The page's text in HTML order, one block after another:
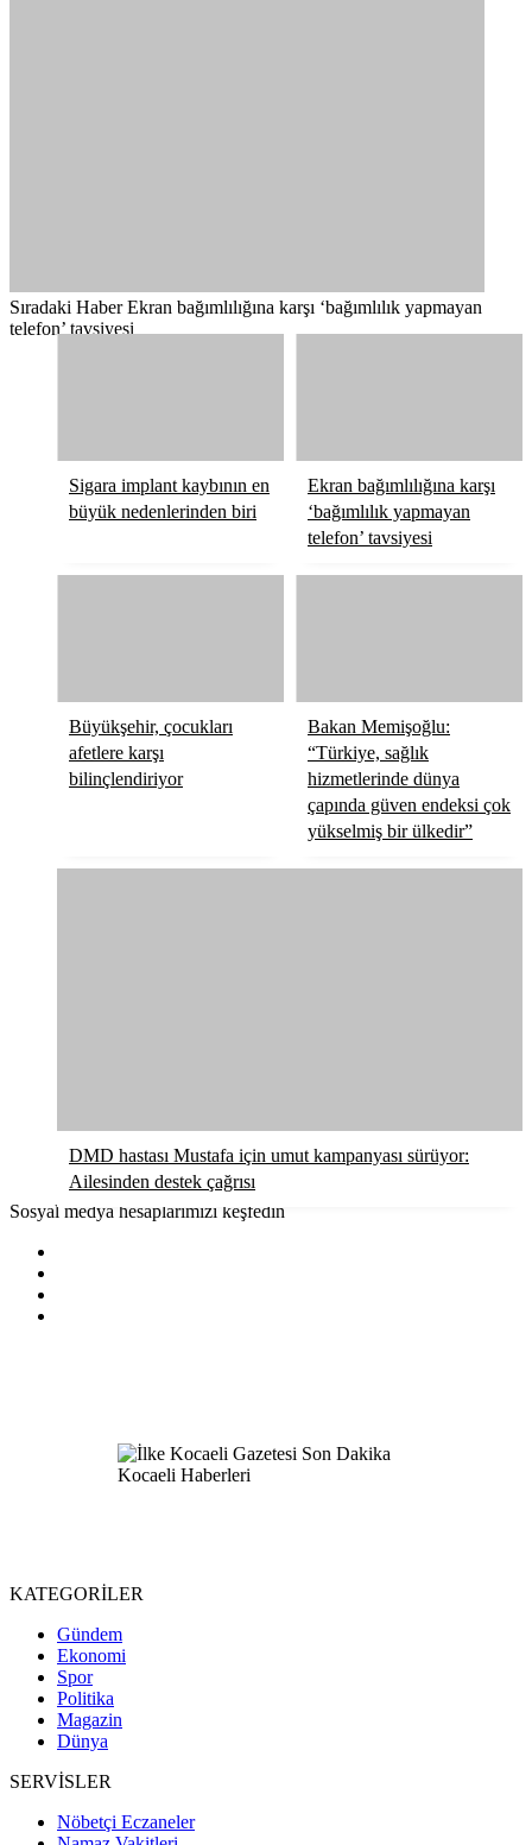
Sıradaki Haber Ekran bağımlılığına karşı ‘bağımlılık yapmayan
telefon’ tavsiyesi
Sigara implant kaybının en
büyük nedenlerinden biri
Ekran bağımlılığına karşı
‘bağımlılık yapmayan
telefon’ tavsiyesi
Büyükşehir, çocukları
afetlere karşı
bilinçlendiriyor
Bakan Memişoğlu:
“Türkiye, sağlık
hizmetlerinde dünya
çapında güven endeksi çok
yükselmiş bir ülkedir”
DMD hastası Mustafa için umut kampanyası sürüyor:
Ailesinden destek çağrısı
Sosyal medya hesaplarımızı keşfedin
KATEGORİLER
Gündem
Ekonomi
Spor
Politika
Magazin
Dünya
SERVİSLER
Nöbetçi Eczaneler